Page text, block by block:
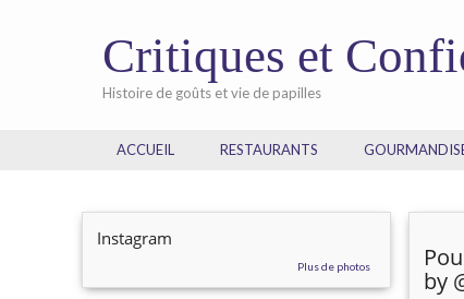
Critiques et
Histoire de goûts et vie de papilles
ACCUEIL RESTAURANTS
Instagram
Plus de photos
by